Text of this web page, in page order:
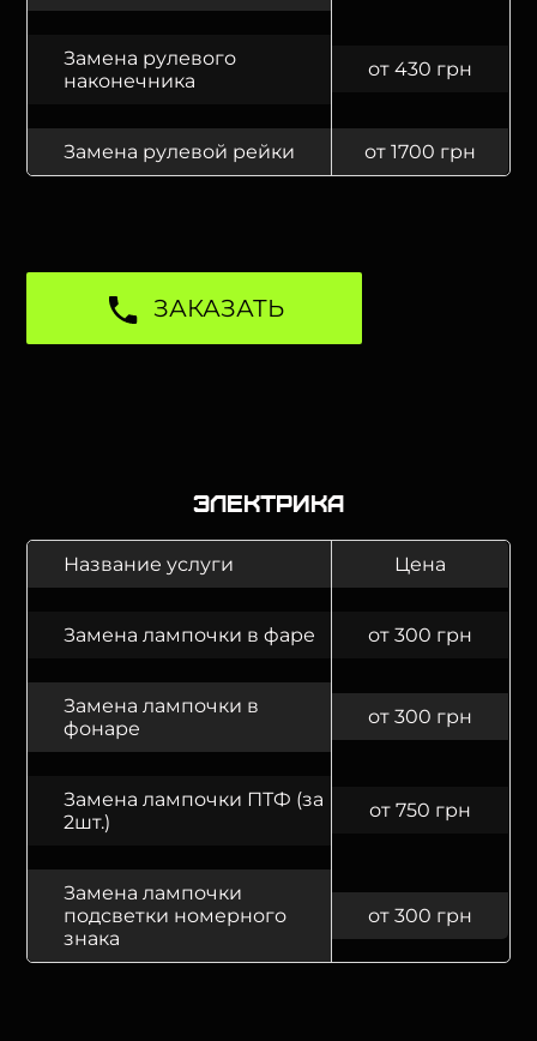
Замена рулевого
наконечника
от 430 грн
Замена рулевой рейки от 1700 грн
ЗАКАЗАТЬ
Электрика
Название услуги Цена
Замена лампочки в фаре от 300 грн
Замена лампочки в
фонаре
от 300 грн
Замена лампочки ПТФ (за
2шт.)
от 750 грн
Замена лампочки
подсветки номерного
знака
от 300 грн